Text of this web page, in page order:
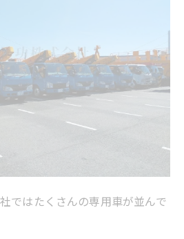
ではたくさんの専用車が並んで